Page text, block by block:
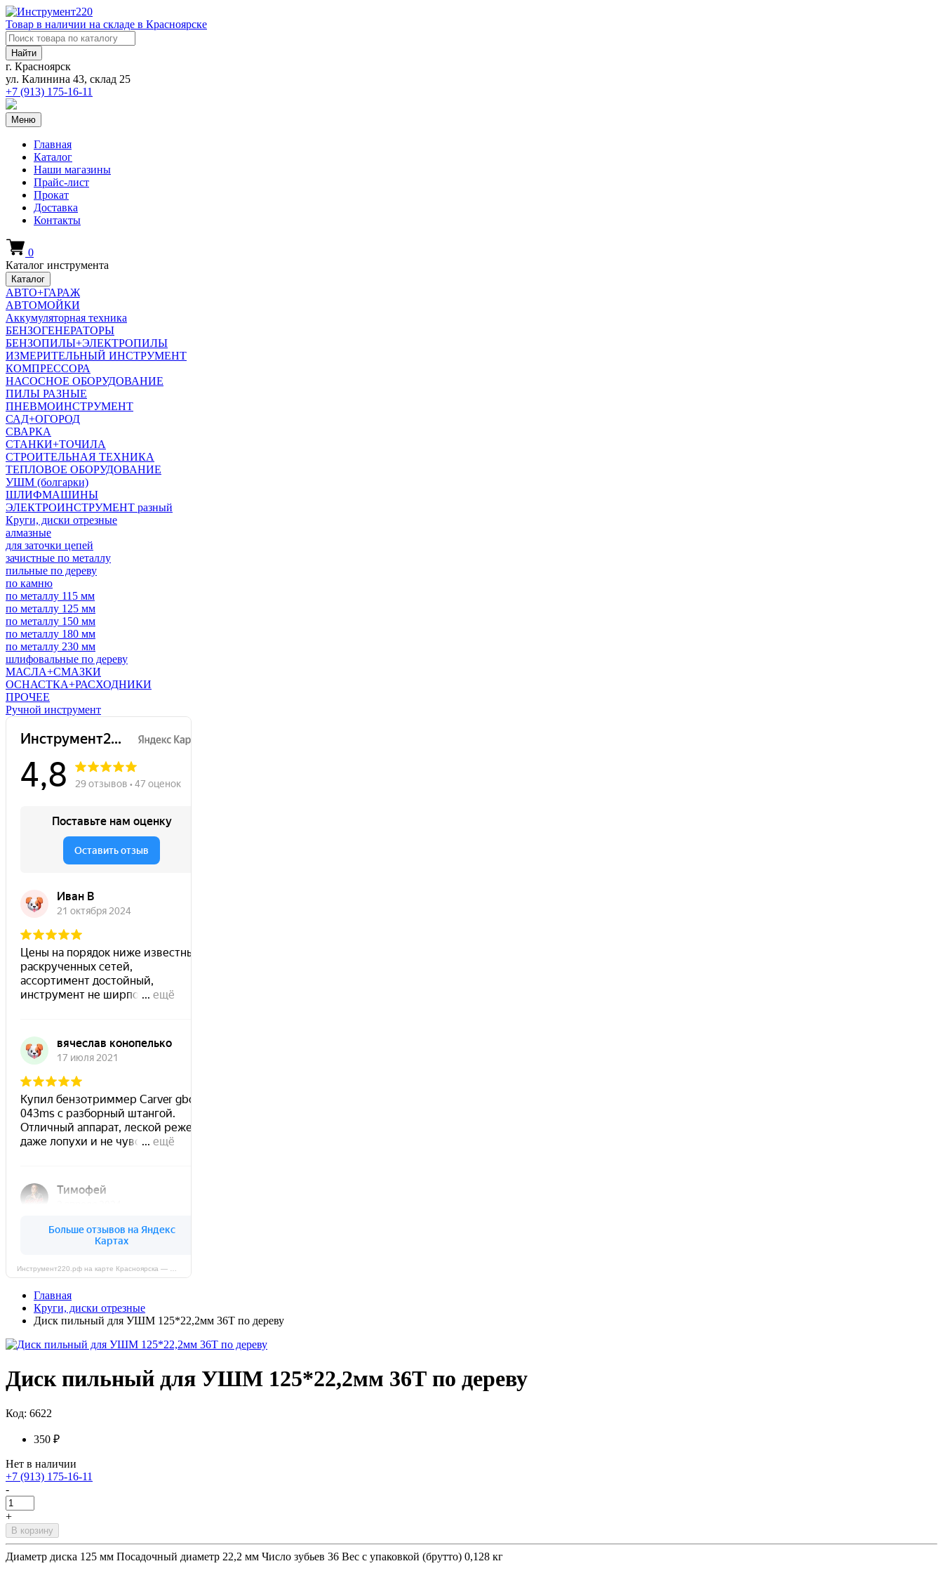
Товар в наличии на складе в Красноярске
Найти
г. Красноярск
ул. Калинина 43, склад 25
+7 (913) 175-16-11
Меню
Главная
Каталог
Наши магазины
Прайс-лист
Прокат
Доставка
Контакты
0
Каталог инструмента
Каталог
АВТО+ГАРАЖ
АВТОМОЙКИ
Аккумуляторная техника
БЕНЗОГЕНЕРАТОРЫ
БЕНЗОПИЛЫ+ЭЛЕКТРОПИЛЫ
ИЗМЕРИТЕЛЬНЫЙ ИНСТРУМЕНТ
КОМПРЕССОРА
НАСОСНОЕ ОБОРУДОВАНИЕ
ПИЛЫ РАЗНЫЕ
ПНЕВМОИНСТРУМЕНТ
САД+ОГОРОД
СВАРКА
СТАНКИ+ТОЧИЛА
СТРОИТЕЛЬНАЯ ТЕХНИКА
ТЕПЛОВОЕ ОБОРУДОВАНИЕ
УШМ (болгарки)
ШЛИФМАШИНЫ
ЭЛЕКТРОИНСТРУМЕНТ разный
Круги, диски отрезные
алмазные
для заточки цепей
зачистные по металлу
пильные по дереву
по камню
по металлу 115 мм
по металлу 125 мм
по металлу 150 мм
по металлу 180 мм
по металлу 230 мм
шлифовальные по дереву
МАСЛА+СМАЗКИ
ОСНАСТКА+РАСХОДНИКИ
ПРОЧЕЕ
Ручной инструмент
Главная
Круги, диски отрезные
Диск пильный для УШМ 125*22,2мм 36Т по дереву
Диск пильный для УШМ 125*22,2мм 36Т по дереву
Код: 6622
350 ₽
Нет в наличии
+7 (913) 175-16-11
-
+
В корзину
Диаметр диска 125 мм Посадочный диаметр 22,2 мм Число зубьев 36 Вес с упаковкой (брутто) 0,128 кг